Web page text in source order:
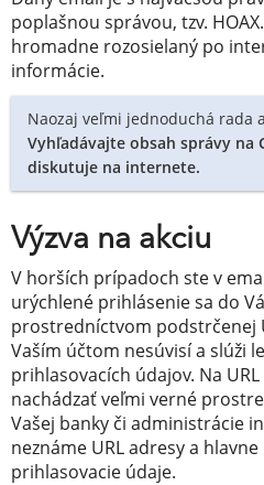
poplašnou správou, tzv.
hromadne rozosielaný po
informácie.
Naozaj veľmi jednoduchá rada
Vyhľadávajte obsah správy na
diskutuje na internete.
Výzva na akciu
V horších prípadoch ste v
urýchlené prihlásenie sa do
prostredníctvom podstrčenej
Vaším účtom nesúvisí a slúži
prihlasovacích údajov. Na
nachádzať veľmi verné
Vašej banky či administrácie
neznáme URL adresy a
prihlasovacie údaje.